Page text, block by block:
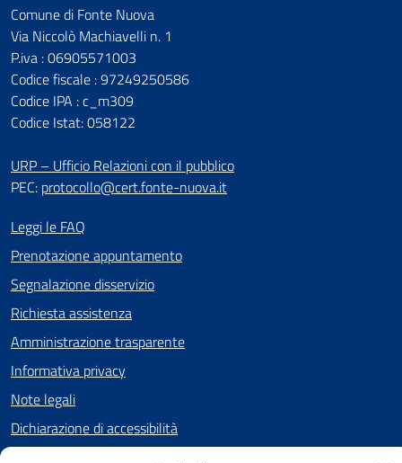
Comune di Fonte Nuova
Via Niccolò Machiavelli n. 1
P.iva : 06905571003
Codice fiscale : 97249250586
Codice IPA : c_m309
Codice Istat: 058122
URP – Ufficio Relazioni con il pubblico
PEC: protocollo@cert.fonte-nuova.it
Leggi le FAQ
Prenotazione appuntamento
Segnalazione disservizio
Richiesta assistenza
Amministrazione trasparente
Informativa privacy
Note legali
Dichiarazione di accessibilità